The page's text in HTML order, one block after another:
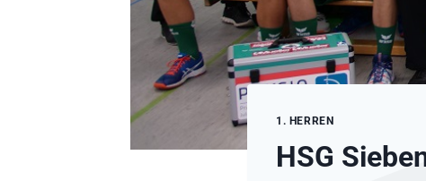
1. HERREN
HSG